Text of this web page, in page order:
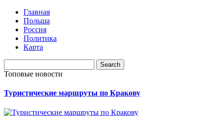
Главная
Польша
Россия
Политика
Карта
Топовые новости
Туристические маршруты по Кракову